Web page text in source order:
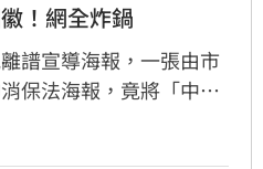
！網全炸鍋
譜宣導海報，一張由市
保法海報，竟將「中央
徽，五星圖樣引發民眾